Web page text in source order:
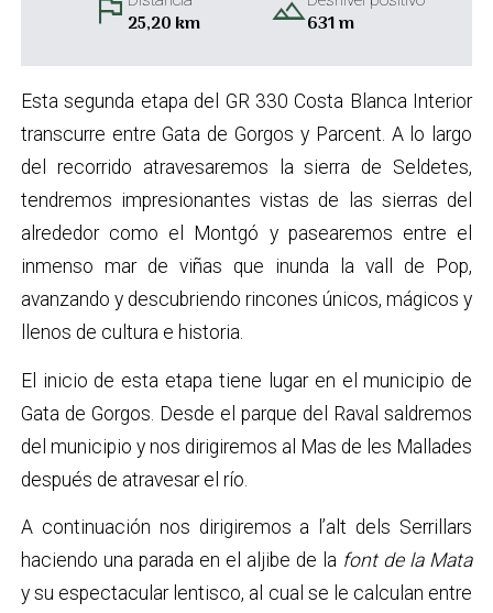
flag 25,20 km landscape631 m
Esta segunda etapa del GR 330 Costa Blanca Interior
transcurre entre Gata de Gorgos y Parcent. A lo largo
del recorrido atravesaremos la sierra de Seldetes,
tendremos impresionantes vistas de las sierras del
alrededor como el Montgó y pasearemos entre el
inmenso mar de viñas que inunda la vall de Pop,
avanzando y descubriendo rincones únicos, mágicos y
llenos de cultura e historia.
El inicio de esta etapa tiene lugar en el municipio de
Gata de Gorgos. Desde el parque del Raval saldremos
del municipio y nos dirigiremos al Mas de les Mallades
después de atravesar el río.
A continuación nos dirigiremos a l’alt dels Serrillars
haciendo una parada en el aljibe de la font de la Mata
y su espectacular lentisco, al cual se le calculan entre